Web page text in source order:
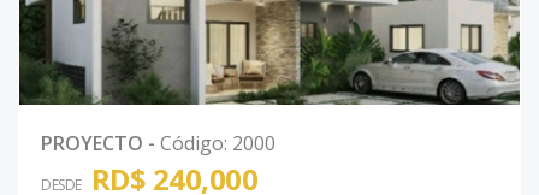
PROYECTO - Código: 2000
DESDE RD$ 240,000